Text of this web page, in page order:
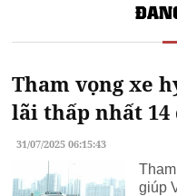
Tham vọng xe
lãi thấp nhất 14
31/07/2025 06:15:43
giúp